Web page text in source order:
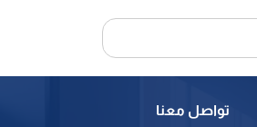
تواصل معنا